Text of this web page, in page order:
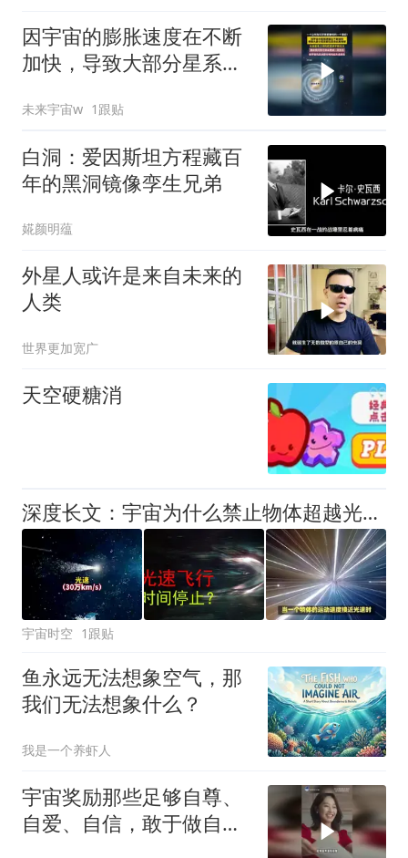
因宇宙的膨胀速度在不断
加快，导致大部分星系正
未来宇宙w 1跟贴
白洞：爱因斯坦方程藏百
年的黑洞镜像孪生兄弟
婲颜明蕴
外星人或许是来自未来的
人类
世界更加宽广
天空硬糖消
深度长文：宇宙为什么禁止物体超越光速？解开困扰无数人的光速谜题
宇宙时空 1跟贴
鱼永远无法想象空气，那
我们无法想象什么？
我是一个养虾人
宇宙奖励那些足够自尊、
自爱、自信，敢于做自己